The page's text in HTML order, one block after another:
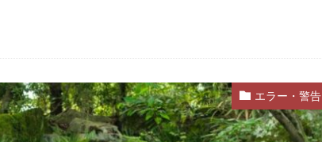
エラー・警告